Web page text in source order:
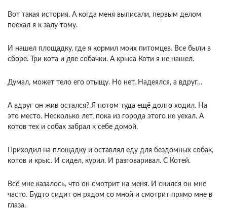
Вот такая история. А когда меня выписали, первым делом
поехал я к залу тому.
И нашел площадку, где я кормил моих питомцев. Все были в
сборе. Три кота и две собачки. А крыса Коти я не нашел.
Думал, может тело его отыщу. Но нет. Надеялся, а вдруг…
А вдруг он жив остался? Я потом туда ещё долго ходил. На
это место. Несколько лет, пока из города этого не уехал. А
котов тех и собак забрал к себе домой.
Приходил на площадку и оставлял еду для бездомных собак,
котов и крыс. И сидел, курил. И разговаривал. С Котей.
Всё мне казалось, что он смотрит на меня. И снился он мне
часто. Будто сидит он рядом со мной и смотрит прямо мне в
глаза.